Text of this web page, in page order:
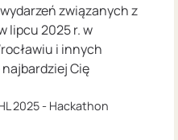
związanych z
lipcu 2025 r. w
i innych
Cię
2025 - Hackathon